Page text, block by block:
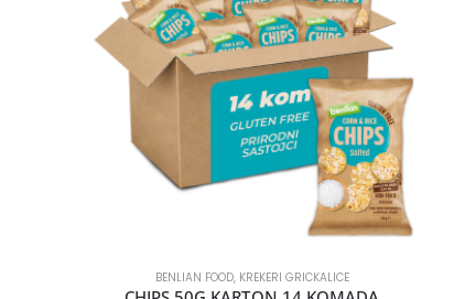
BENLIAN FOOD, KREKERI GRICKALICE